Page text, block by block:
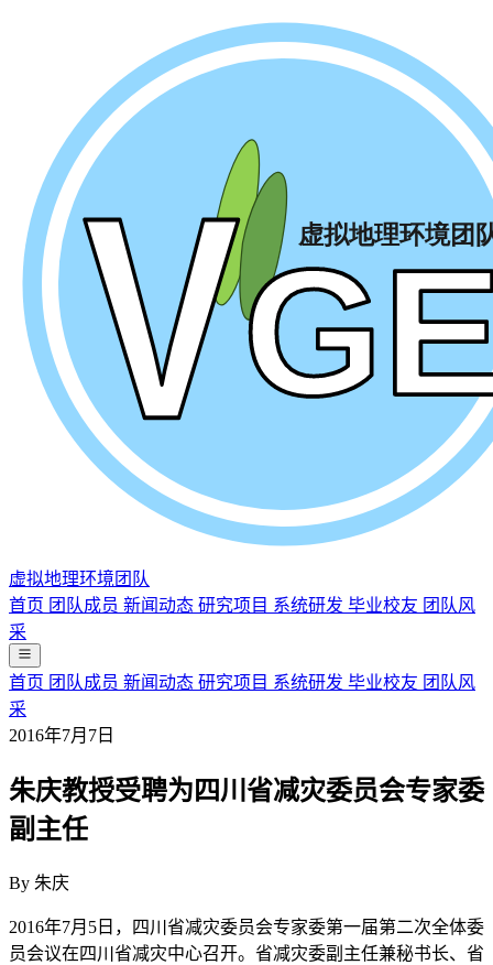
虚拟地理环境团队
首页 团队成员 新闻动态 研究项目 系统研发 毕业校友 团队风
采
首页 团队成员 新闻动态 研究项目 系统研发 毕业校友 团队风
采
2016年7月7日
朱庆教授受聘为四川省减灾委员会专家委
副主任
By 朱庆
2016年7月5日，四川省减灾委员会专家委第一届第二次全体委
员会议在四川省减灾中心召开。省减灾委副主任兼秘书长、省